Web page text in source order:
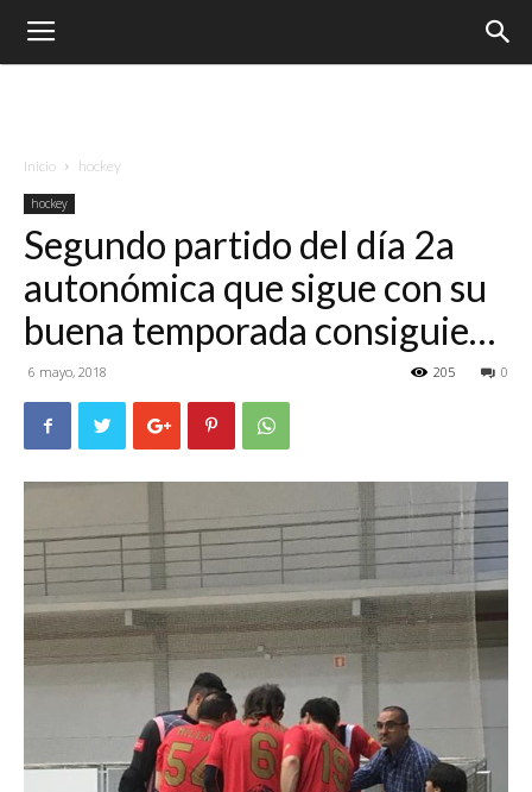
Inicio hockey
hockey
Segundo partido del día 2a
autonómica que sigue con su
buena temporada consiguie…
6 mayo, 2018 0
205